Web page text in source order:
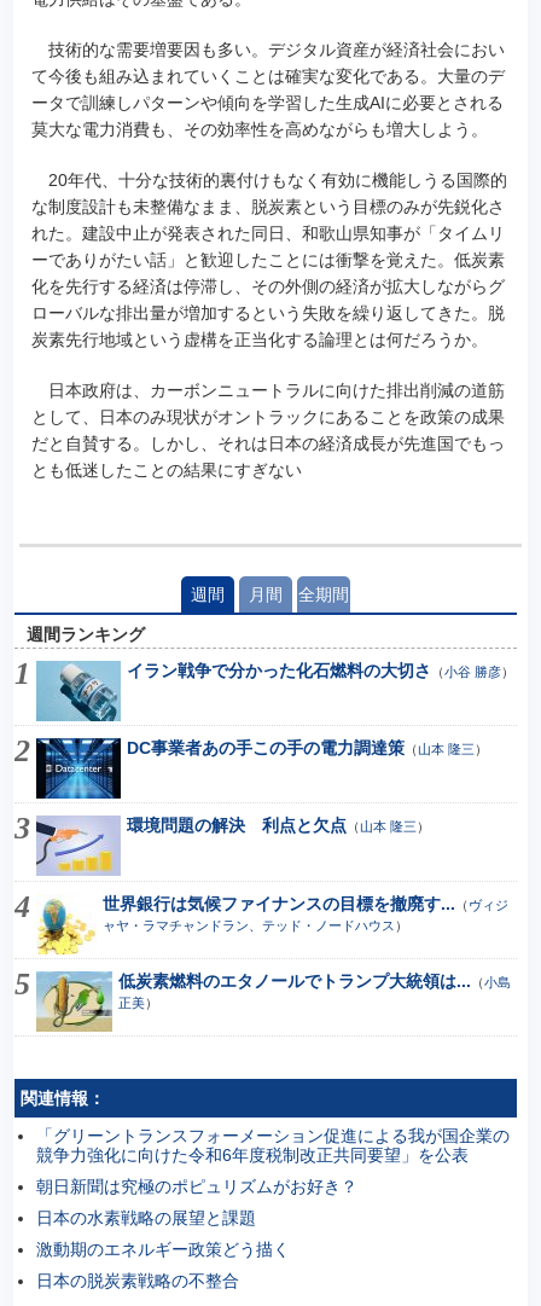
技術的な需要増要因も多い。デジタル資産が経済社会におい
て今後も組み込まれていくことは確実な変化である。大量のデ
ータで訓練しパターンや傾向を学習した生成AIに必要とされる
莫大な電力消費も、その効率性を高めながらも増大しよう。
20年代、十分な技術的裏付けもなく有効に機能しうる国際的
な制度設計も未整備なまま、脱炭素という目標のみが先鋭化さ
れた。建設中止が発表された同日、和歌山県知事が「タイムリ
ーでありがたい話」と歓迎したことには衝撃を覚えた。低炭素
化を先行する経済は停滞し、その外側の経済が拡大しながらグ
ローバルな排出量が増加するという失敗を繰り返してきた。脱
炭素先行地域という虚構を正当化する論理とは何だろうか。
日本政府は、カーボンニュートラルに向けた排出削減の道筋
として、日本のみ現状がオントラックにあることを政策の成果
だと自賛する。しかし、それは日本の経済成長が先進国でもっ
とも低迷したことの結果にすぎない
週間 月間 全期間
週間ランキング
イラン戦争で分かった化石燃料の大切さ
（小谷 勝彦）
DC事業者あの手この手の電力調達策（山本 隆三 ）
環境問題の解決 利点と欠点 （山本 隆三 ）
世界銀行は気候ファイナンスの目標を撤廃す... （ ヴィジ
ャヤ・ラマチャンドラン、テッド・ノードハウス ）
低炭素燃料のエタノールでトランプ大統領は... （小島
正美）
関連情報：
「グリーントランスフォーメーション促進による我が国企業の
競争力強化に向けた令和6年度税制改正共同要望」を公表
朝日新聞は究極のポピュリズムがお好き？
日本の水素戦略の展望と課題
激動期のエネルギー政策どう描く
日本の脱炭素戦略の不整合